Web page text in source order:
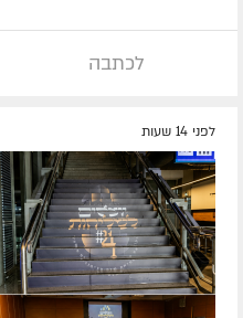
לכתבה
לפני 14 שעות